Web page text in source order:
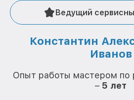
Ведущий
Константин
Иванов
Опыт работы мастером по
– 5 лет